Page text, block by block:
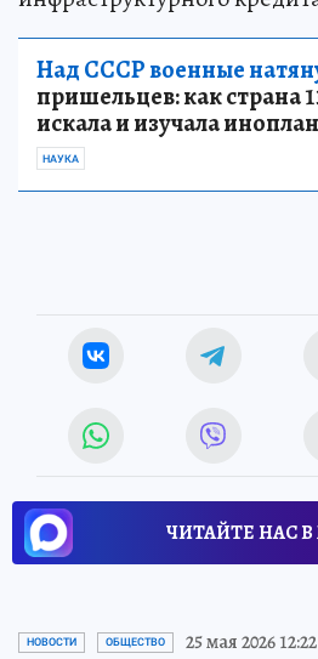
Над СССР военные
пришельцев: как страна
искала и изучала
НАУКА
ЧИТАЙТЕ НАС
НОВОСТИ ОБЩЕСТВО 25 мая 2026 12:22